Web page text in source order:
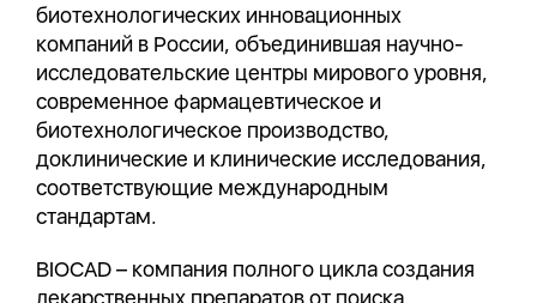
биотехнологических инновационных
компаний в России, объединившая научно-
исследовательские центры мирового уровня,
современное фармацевтическое и
биотехнологическое производство,
доклинические и клинические исследования,
соответствующие международным
стандартам.
BIOCAD – компания полного цикла создания
лекарственных препаратов от поиска